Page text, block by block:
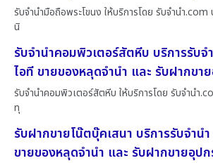
รับจำนำมือถือพระโขนง ให้บริการโดย รับจํานํา.com
นิ
รับจำนำคอมพิวเตอร์สัตหีบ บริการรับ
ไอที ขายของหลุดจำนำ และ รับฝากขา
รับจำนำคอมพิวเตอร์สัตหีบ ให้บริการโดย รับจํานํา
ทุ
รับฝากขายโน๊ตบุ๊คเสนา บริการรับจำน
ขายของหลุดจำนำ และ รับฝากขายอุป